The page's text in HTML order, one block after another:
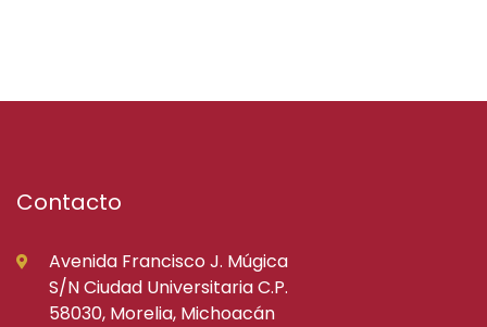
Contacto
Avenida Francisco J. Múgica
S/N Ciudad Universitaria C.P.
58030, Morelia, Michoacán